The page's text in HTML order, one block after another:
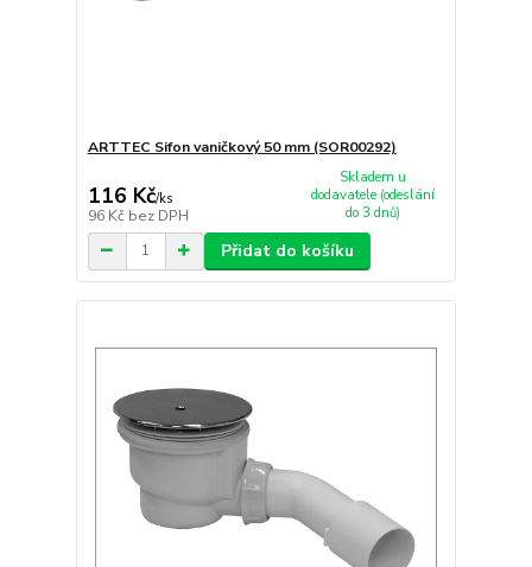
ARTTEC Sifon vaničkový 50 mm (SOR00292)
116 Kč/ks
96 Kč bez DPH
Skladem u
dodavatele (odeslání
do 3 dnů)
Přidat do košíku